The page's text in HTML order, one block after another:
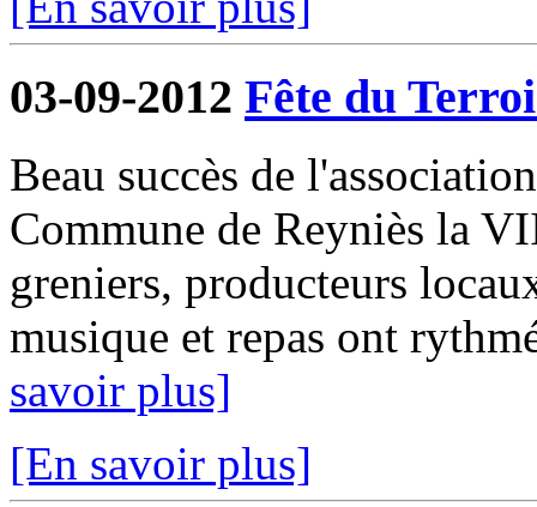
03-09-2012 Fête du
Beau succès de
Commune de Reyniès la
greniers, producteurs
musique et repas ont
savoir plus]
[En savoir plus]